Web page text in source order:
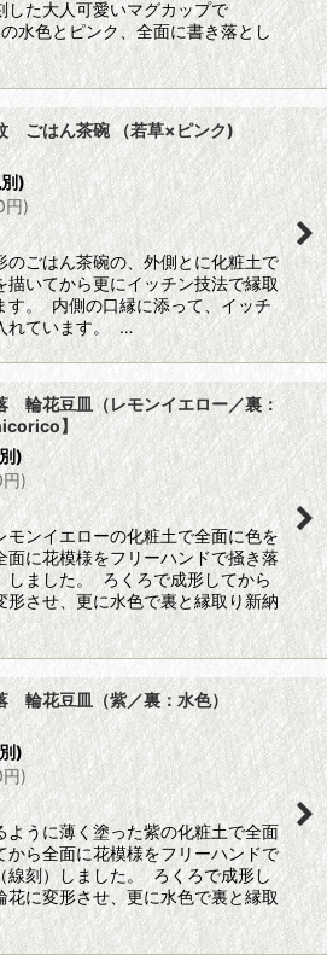
した大人可愛いマグカップで
水色とピンク、全面に書き落とし
ごはん茶碗 （若草×ピンク)
)
円)
のごはん茶碗の、外側とに化粧土で
描いてから更にイッチン技法で縁取
す。 内側の口縁に添って、イッチ
れています。 …
輪花豆皿（レモンイエロー／裏：
】
)
円)
モンイエローの化粧土で全面に色を
面に花模様をフリーハンドで掻き落
しました。 ろくろで成形してから
形させ、更に水色で裏と縁取り新納
輪花豆皿（紫／裏：水色）
)
円)
ように薄く塗った紫の化粧土で全面
から全面に花模様をフリーハンドで
線刻）しました。 ろくろで成形し
花に変形させ、更に水色で裏と縁取